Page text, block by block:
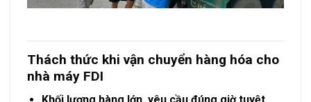
Thách thức khi vận chuyển hàng hóa cho
nhà máy FDI